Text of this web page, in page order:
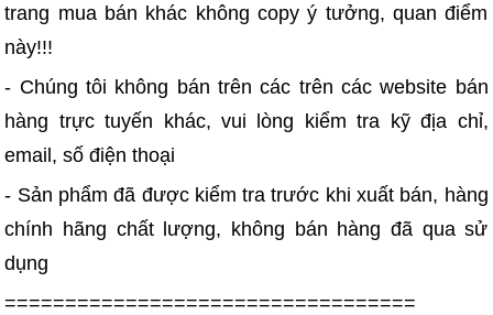
trang mua bán khác không copy ý tưởng, quan điểm
này!!!
- Chúng tôi không bán trên các trên các website bán
hàng trực tuyến khác, vui lòng kiểm tra kỹ địa chỉ,
email, số điện thoại
- Sản phẩm đã được kiểm tra trước khi xuất bán, hàng
chính hãng chất lượng, không bán hàng đã qua sử
dụng
==================================